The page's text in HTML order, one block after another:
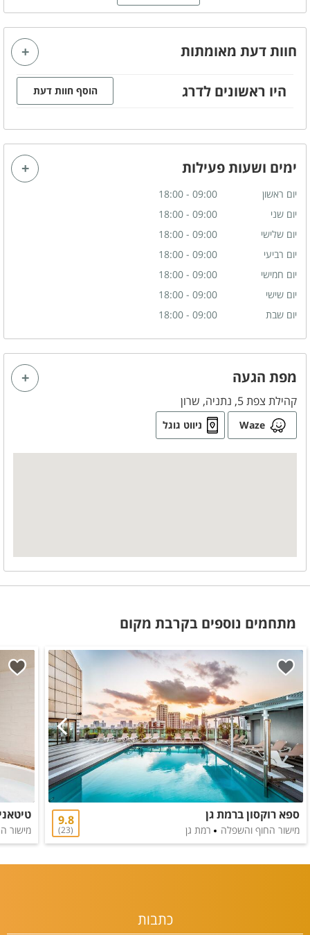
ספא ליחיד
ספא לקבוצות
חוות דעת מאומתות
היו ראשונים לדרג הוסף חוות דעת
ימים ושעות פעילות
יום ראשון
09:00 - 18:00
יום שני
09:00 - 18:00
יום שלישי
09:00 - 18:00
יום רביעי
09:00 - 18:00
יום חמישי
09:00 - 18:00
יום שישי
09:00 - 18:00
יום שבת
09:00 - 18:00
מפת הגעה
קהילת צפת 5, נתניה, שרון
Waze ניווט גוגל
מתחמים נוספים בקרבת מקום
ספא רוקסון ברמת גן
מישור החוף והשפלה רמת גן
9.8
23 מישור
כתבות